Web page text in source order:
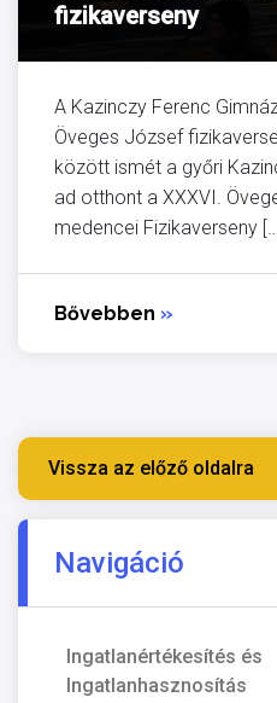
fizikaverseny
A Kazinczy Ferenc
Öveges József
között ismét a győri
ad otthont a XXXVI.
medencei Fizikaverseny
Bővebben »
Vissza az előző oldalra
Navigáció
Ingatlanértékesítés és
Ingatlanhasznosítás